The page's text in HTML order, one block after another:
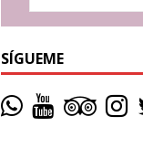
SÍGUEME